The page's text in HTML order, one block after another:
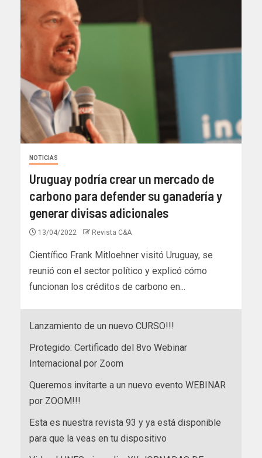
NOTICIAS
Uruguay podría crear un mercado de
carbono para defender su ganadería y
generar divisas adicionales
13/04/2022 Revista C&A
Científico Frank Mitloehner visitó Uruguay, se
reunió con el sector político y explicó cómo
funcionan los créditos de carbono en...
Lanzamiento de un nuevo CURSO!!!
Protegido: Certificado del 8vo Webinar
Internacional por Zoom
Queremos invitarte a un nuevo evento WEBINAR
por ZOOM!!!
Esta es nuestra revista 93 y ya está disponible
para que la veas en tu dispositivo